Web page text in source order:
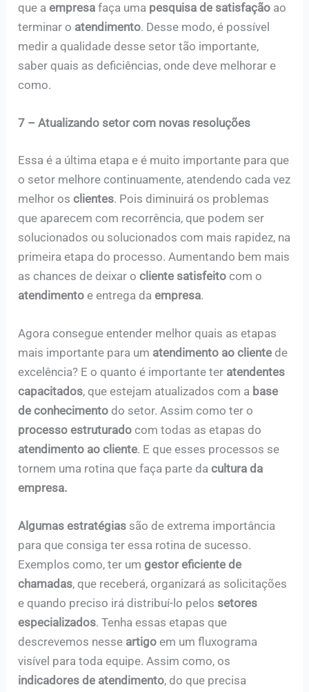
que aempresafaça uma pesquisa de satisfação ao
terminar o atendimento. Desse modo, é possível
medir a qualidade desse setor tão importante,
saber quais as deficiências, onde deve melhorar e
como.
7 –Atualizando setor com novas resoluções
Essa é a última etapa e é muito importante para que
o setor melhore continuamente, atendendo cada vez
melhor osclientes. Pois diminuirá os problemas
que aparecem com recorrência, que podem ser
solucionados ou solucionados com mais rapidez, na
primeira etapa do processo. Aumentando bem mais
as chances de deixar o cliente satisfeitocom o
atendimentoe entrega daempresa.
Agora consegue entender melhor quais as etapas
mais importante para um atendimento ao clientede
excelência? E o quanto é importante ter atendentes
capacitados, que estejam atualizados com a base
de conhecimentodo setor. Assim como ter o
processo estruturado com todas as etapas do
atendimento ao cliente. E que esses processos se
tornem uma rotina que faça parte dacultura da
empresa.
Algumas estratégias são de extrema importância
para que consiga ter essa rotina de sucesso.
Exemplos como, ter um gestor eficiente de
chamadas, que receberá, organizará as solicitações
e quando preciso irá distribuí-lo pelos setores
especializados. Tenha essas etapas que
descrevemos nesse artigoem um fluxograma
visível para toda equipe. Assim como, os
indicadores de atendimento, do que precisa